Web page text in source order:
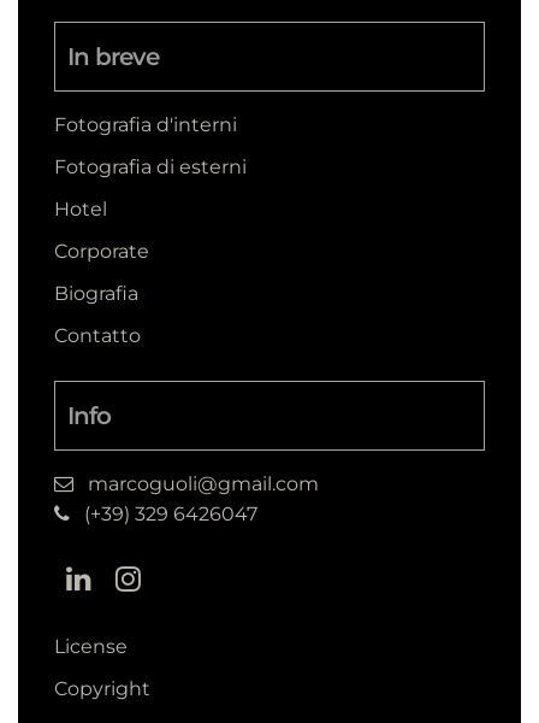
In breve
Fotografia d'interni
Fotografia di esterni
Hotel
Corporate
Biografia
Contatto
Info
marcoguoli@gmail.com
(+39) 329 6426047
License
Copyright